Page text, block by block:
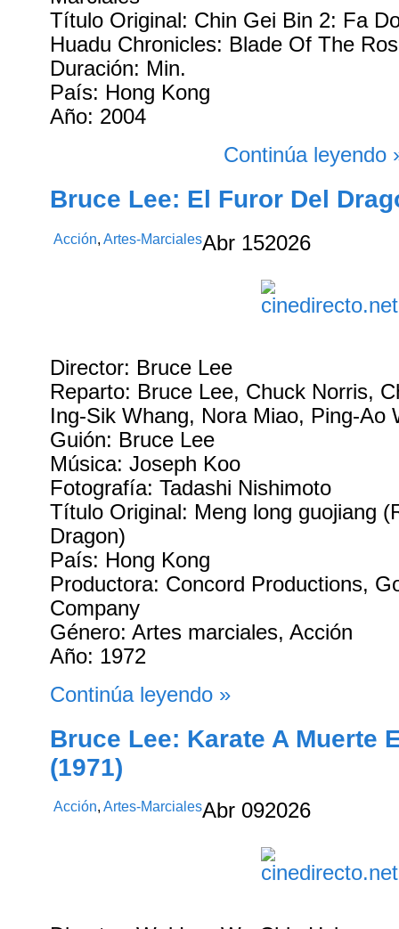
Título Original: Chin Gei Bin 2: Fa
Huadu Chronicles: Blade Of The
Duración: Min.
País: Hong Kong
Año: 2004
Continúa leyendo
Bruce Lee: El Furor Del
Acción,Artes-MarcialesAbr 152026
Director: Bruce Lee
Reparto: Bruce Lee, Chuck Norris,
Ing-Sik Whang, Nora Miao, Ping-Ao
Guión: Bruce Lee
Música: Joseph Koo
Fotografía: Tadashi Nishimoto
Título Original: Meng long guojiang
Dragon)
País: Hong Kong
Productora: Concord Productions,
Company
Género: Artes marciales, Acción
Año: 1972
Continúa leyendo »
Bruce Lee: Karate A Muerte
(1971)
Acción,Artes-MarcialesAbr 092026